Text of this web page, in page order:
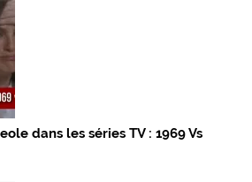
dans les séries TV : 1969 Vs